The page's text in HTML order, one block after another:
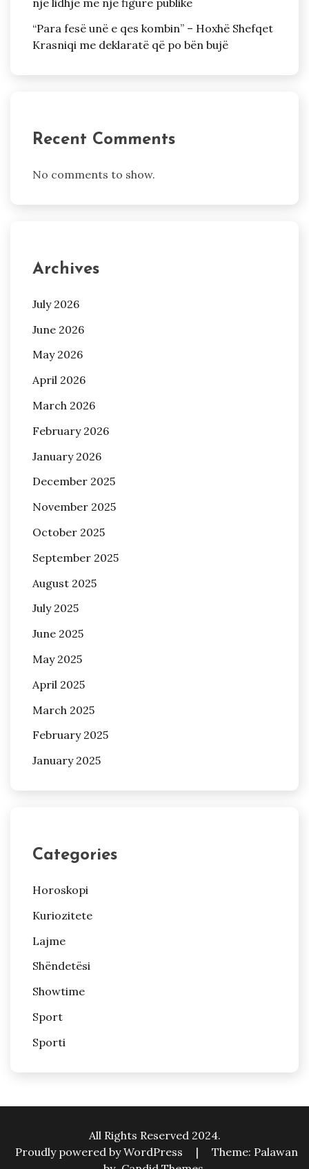
një lidhje me një figurë publike
“Para fesë unë e qes kombin” – Hoxhë Shefqet
Krasniqi me deklaratë që po bën bujë
Recent Comments
No comments to show.
Archives
July 2026
June 2026
May 2026
April 2026
March 2026
February 2026
January 2026
December 2025
November 2025
October 2025
September 2025
August 2025
July 2025
June 2025
May 2025
April 2025
March 2025
February 2025
January 2025
Categories
Horoskopi
Kuriozitete
Lajme
Shëndetësi
Showtime
Sport
Sporti
All Rights Reserved 2024.
Proudly powered by WordPress
|
Theme: Palawan